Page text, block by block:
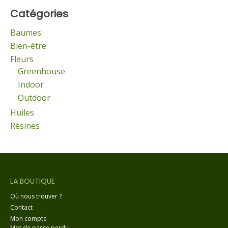
Catégories
Baumes
Bien-être
Fleurs
Greenhouse
Indoor
Outdoor
Huiles
Résines
LA BOUTIQUE
Où nous trouver ?
Contact
Mon compte